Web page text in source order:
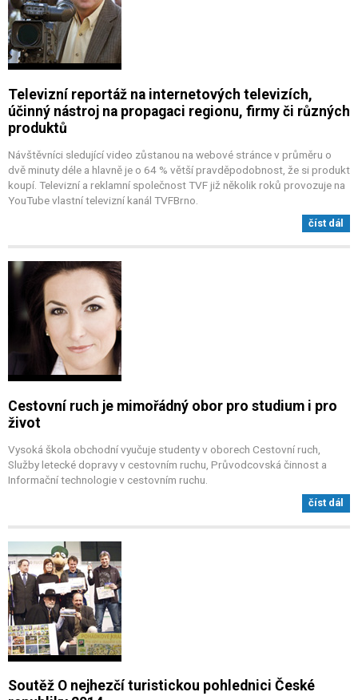
Televizní reportáž na internetových televizích,
účinný nástroj na propagaci regionu, firmy či různých
produktů
Návštěvníci sledující video zůstanou na webové stránce v průměru o
dvě minuty déle a hlavně je o 64 % větší pravděpodobnost, že si produkt
koupí. Televizní a reklamní společnost TVF již několik roků provozuje na
YouTube vlastní televizní kanál TVFBrno.
číst dál
Cestovní ruch je mimořádný obor pro studium i pro
život
Vysoká škola obchodní vyučuje studenty v oborech Cestovní ruch,
Služby letecké dopravy v cestovním ruchu, Průvodcovská činnost a
Informační technologie v cestovním ruchu.
číst dál
Soutěž O nejhezčí turistickou pohlednici České